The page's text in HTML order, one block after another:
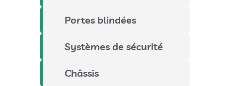
Portes blindées
Systèmes de sécurité
Châssis